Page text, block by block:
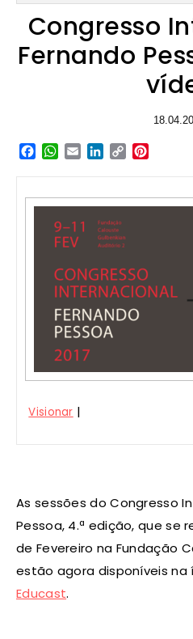
Congresso
Fernando
Facebook
WhatsApp
EmailLinkedIn
Copy
Visionar |
As sessões do Congresso
Pessoa, 4.ª edição, que se
de Fevereiro na Fundação
estão agora disponíveis
Educast.